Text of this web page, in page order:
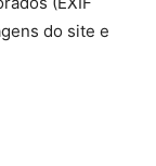
do site e